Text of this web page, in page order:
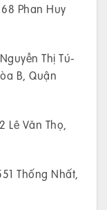
Phan Huy
Thị Tú-
B, Quận
Văn Thọ,
Thống Nhất,